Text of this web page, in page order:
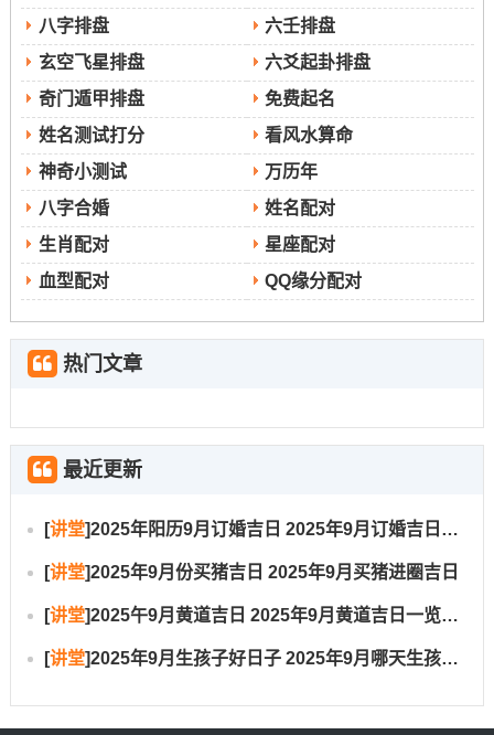
八字排盘
六壬排盘
玄空飞星排盘
六爻起卦排盘
奇门遁甲排盘
免费起名
姓名测试打分
看风水算命
神奇小测试
万历年
八字合婚
姓名配对
生肖配对
星座配对
血型配对
QQ缘分配对
热门文章
最近更新
[讲堂]2025年阳历9月订婚吉日 2025年9月订婚吉日有哪几天
[讲堂]2025年9月份买猪吉日 2025年9月买猪进圈吉日
[讲堂]2025午9月黄道吉日 2025年9月黄道吉日一览表大全
[讲堂]2025年9月生孩子好日子 2025年9月哪天生孩子比较好